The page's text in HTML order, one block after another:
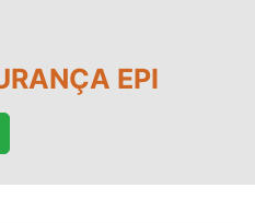
EPI